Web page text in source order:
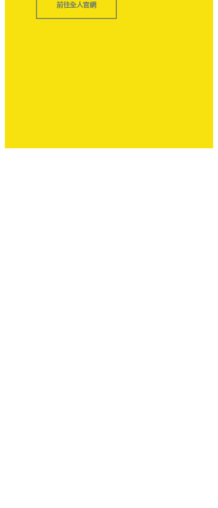
前往全人官網